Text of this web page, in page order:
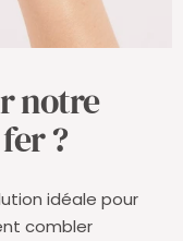
notre
?
idéale pour
combler